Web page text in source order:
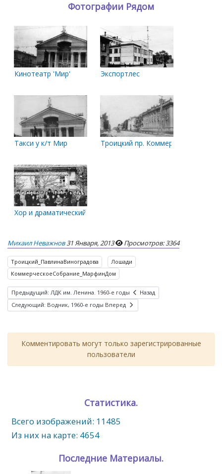
Фотографии Рядом
Кинотеатр 'Мир' Экспортлес
Такси у к/т Мир Троицкий пр. Коммерческое
Хор и драматический коллектив областного Дома
Михаил Неважнов31 Января, 2013 Просмотров: 3364
Троицкий_ПавлинаВиноградова
Лошади
КоммерческоеСобрание_МарфинДом
Предыдущий: ЛДК им. Ленина. 1960-е годы
Назад
Следующий: Водник, 1960-е годы Вперед
Комментировать могут только зарегистрированные
пользователи
Статистика.
Всего изображений: 11485
Из них на карте: 4654
Последние Материалы.